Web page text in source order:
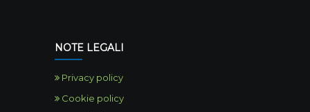
NOTE LEGALI
Privacy policy
Cookie policy